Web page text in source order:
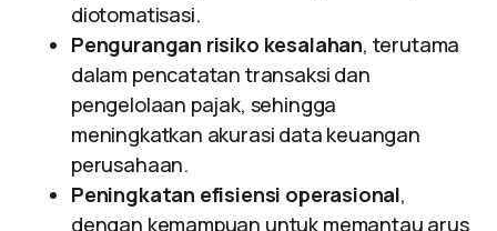
diotomatisasi.
Pengurangan risiko kesalahan, terutama
dalam pencatatan transaksi dan
pengelolaan pajak, sehingga
meningkatkan akurasi data keuangan
perusahaan.
Peningkatan efisiensi operasional,
dengan kemampuan untuk memantau arus